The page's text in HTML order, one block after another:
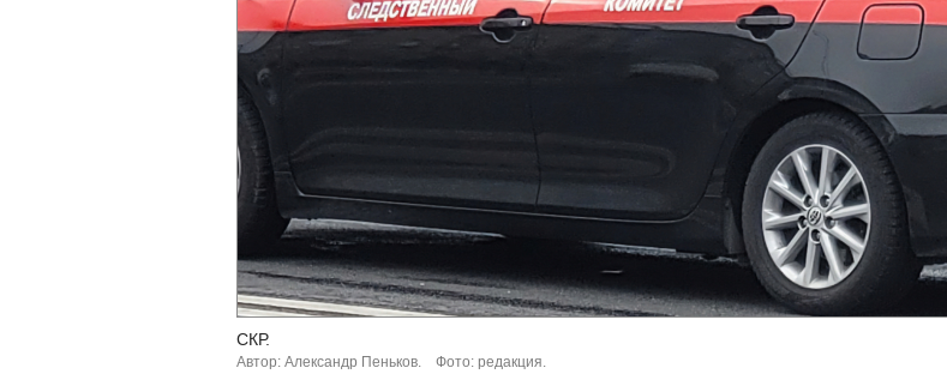
СКР.
Автор: Александр Пеньков. Фото: редакция.